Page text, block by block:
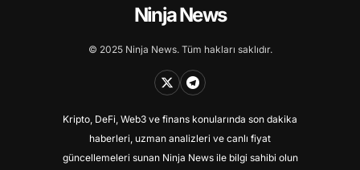
Ninja News
© 2025 Ninja News. Tüm hakları saklıdır.
Kripto, DeFi, Web3 ve finans konularında son dakika
haberleri, uzman analizleri ve canlı fiyat
güncellemeleri sunan Ninja News ile bilgi sahibi olun